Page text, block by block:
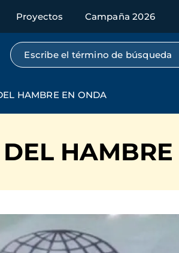
Proyectos Campaña 2026
Búsqueda por texto completo
HAMBRE EN ONDA